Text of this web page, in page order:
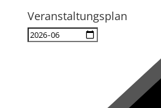
Veranstaltungsplan